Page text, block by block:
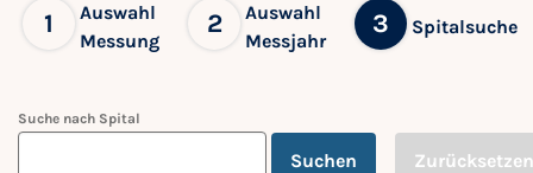
1
Auswahl
Messung
2
Auswahl
Messjahr
3 Spitalsuche
Suche nach Spital
Suchen